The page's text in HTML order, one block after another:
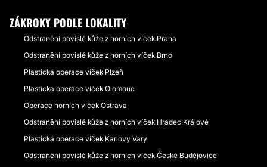
ZÁKROKY PODLE LOKALITY
Odstranění povislé kůže z horních víček Praha
Odstranění povislé kůže z horních víček Brno
Plastická operace víček Plzeň
Plastická operace víček Olomouc
Operace horních víček Ostrava
Odstranění povislé kůže z horních víček Hradec Králové
Plastická operace víček Karlovy Vary
Odstranění povislé kůže z horních víček České Budějovice